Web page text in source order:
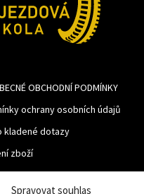
Spravovat souhlas
OBCHODNÍ PODMÍNKY
ochrany osobních údajů
kladené dotazy
zboží